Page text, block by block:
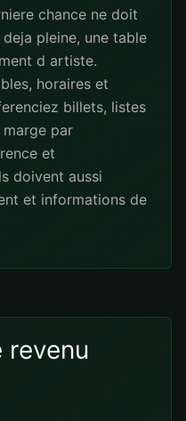
chance ne doit
pleine, une table
d artiste.
horaires et
billets, listes
marge par
et
doivent aussi
et informations de
revenu